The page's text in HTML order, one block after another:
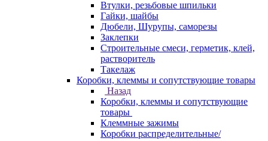
Втулки, резьбовые шпильки
Гайки, шайбы
Дюбели, Шурупы, саморезы
Заклепки
Строительные смеси, герметик, клей,
растворитель
Такелаж
Коробки, клеммы и сопутствующие товары
Назад
Коробки, клеммы и сопутствующие
товары
Клеммные зажимы
Коробки распределительные/